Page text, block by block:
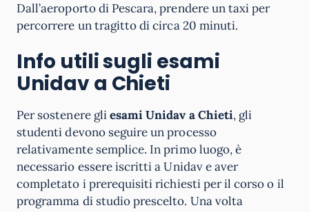
Dall’aeroporto di Pescara, prendere un taxi per
percorrere un tragitto di circa 20 minuti.
Info utili sugli esami
Unidav a Chieti
Per sostenere gliesami Unidav a Chieti, gli
studenti devono seguire un processo
relativamente semplice. In primo luogo, è
necessario essere iscritti a Unidav e aver
completato i prerequisiti richiesti per il corso o il
programma di studio prescelto. Una volta